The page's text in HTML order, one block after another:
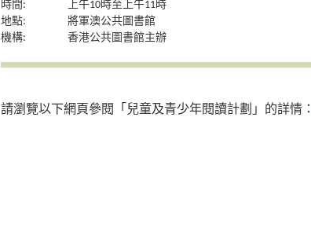
時間:
上午10時至上午11時
地點:
將軍澳公共圖書館
機構:
香港公共圖書館主辦
請瀏覽以下網頁參閱「兒童及青少年閱讀計劃」的詳情：